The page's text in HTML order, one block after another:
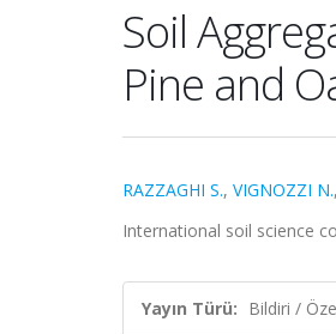
Soil
Pine and
RAZZAGHI S., VIGNOZZI N.,
International soil science
Yayın Türü: Bildiri /